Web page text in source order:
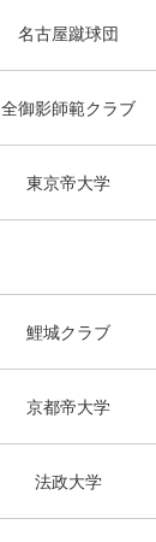
名古屋蹴球団
全御影師範クラブ
東京帝大学
鯉城クラブ
京都帝大学
法政大学